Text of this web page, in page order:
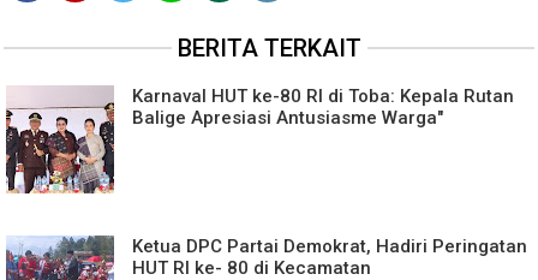
BERITA TERKAIT
Karnaval HUT ke-80 RI di Toba: Kepala Rutan
Balige Apresiasi Antusiasme Warga"
Ketua DPC Partai Demokrat, Hadiri Peringatan
HUT RI ke- 80 di Kecamatan